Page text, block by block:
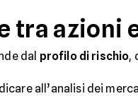
tra azioni
dal profilo di rischio,
all’analisi dei